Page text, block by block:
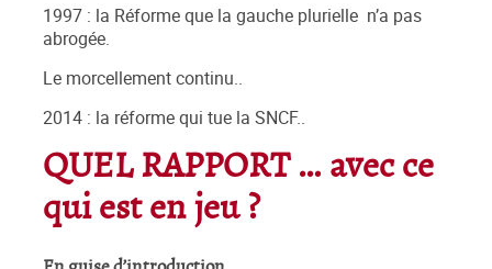
1997 : la Réforme que la gauche plurielle n’a pas
abrogée.
Le morcellement continu..
2014 : la réforme qui tue la SNCF..
QUEL RAPPORT … avec ce
qui est en jeu ?